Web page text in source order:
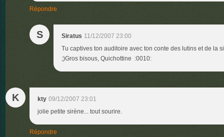
Répondre
S Siratus 11/12/2007 23:00
Tu captives ton auditoire avec ton conte des lutins et de la
;)Gros bisous, Quichottine :0010:
K kty 09/12/2007 23:01
jolie petite sirène... tout sourire.
Répondre